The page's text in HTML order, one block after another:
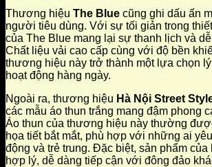
Thương hiệu The Blue cũng ghi dấu ấn
người tiêu dùng. Với sự tối giản trong
của The Blue mang lại sự thanh lịch và
Chất liệu vải cao cấp cùng với độ bền
thương hiệu này trở thành một lựa chọn
hoạt động hàng ngày.
Ngoài ra, thương hiệu Hà Nội Street
các mẫu áo thun trắng mang đậm phong
Áo thun của thương hiệu này thường
họa tiết bắt mắt, phù hợp với những ai
động và trẻ trung. Đặc biệt, sản phẩm của
hợp lý, dễ dàng tiếp cận với đông đảo